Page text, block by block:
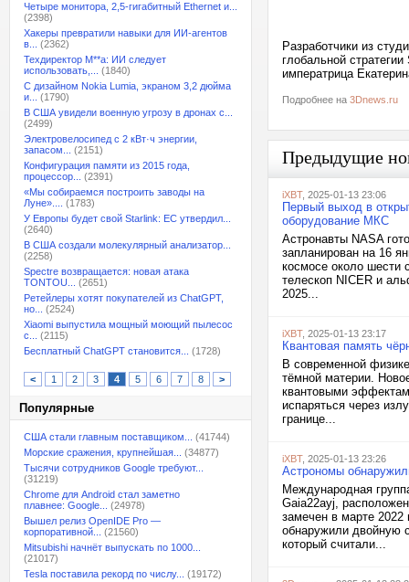
Четыре монитора, 2,5-гигабитный Ethernet и...
(2398)
Хакеры превратили навыки для ИИ-агентов
в...
(2362)
Техдиректор M**a: ИИ следует
использовать,...
(1840)
С дизайном Nokia Lumia, экраном 3,2 дюйма
и...
(1790)
В США увидели военную угрозу в дронах с...
(2499)
Электровелосипед с 2 кВт·ч энергии,
запасом...
(2151)
Конфигурация памяти из 2015 года,
процессор...
(2391)
«Мы собираемся построить заводы на
Луне»....
(1783)
У Европы будет свой Starlink: ЕС утвердил...
(2640)
В США создали молекулярный анализатор...
(2258)
Spectre возвращается: новая атака
TONTOU...
(2651)
Ретейлеры хотят покупателей из ChatGPT,
но...
(2524)
Xiaomi выпустила мощный моющий пылесос
с...
(2115)
Бесплатный ChatGPT становится...
(1728)
< 1 2 3 4 5 6 7 8 >
Популярные
США стали главным поставщиком...
(41744)
Морские сражения, крупнейшая...
(34877)
Тысячи сотрудников Google требуют...
(31219)
Chrome для Android стал заметно
плавнее: Google...
(24978)
Вышел релиз OpenIDE Pro —
корпоративной...
(21560)
Mitsubishi начнёт выпускать по 1000...
(21017)
Tesla поставила рекорд по числу...
(19172)
Разработчики из
глобальной
императрица
Подробнее на 3Dnews.ru
Предыдущие
iXBT, 2025-01-13 23:06
Первый выход в
оборудование МКС
Астронавты NASA
запланирован на 16
космосе около шести
телескоп NICER и
2025...
iXBT, 2025-01-13 23:17
Квантовая память
В современной
тёмной материи.
квантовыми
испаряться через
границе...
iXBT, 2025-01-13 23:26
Астрономы
Международная
Gaia22ayj,
замечен в марте 2022
обнаружили двойную
который считали...